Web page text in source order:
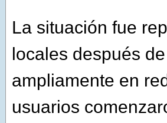
La situación fue
locales después
ampliamente en
usuarios